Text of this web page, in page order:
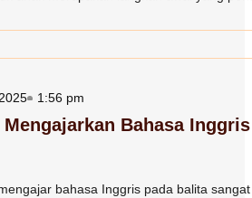
1:56 pm
Mengajarkan Bahasa
bahasa Inggris pada balita